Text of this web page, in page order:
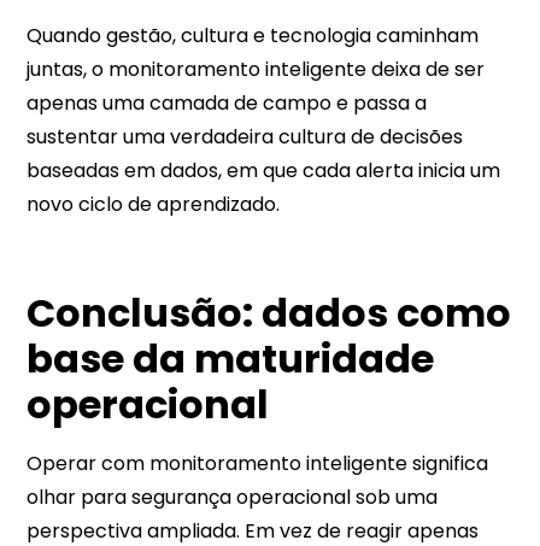
Quando gestão, cultura e tecnologia caminham
juntas, o monitoramento inteligente deixa de ser
apenas uma camada de campo e passa a
sustentar uma verdadeira cultura de decisões
baseadas em dados, em que cada alerta inicia um
novo ciclo de aprendizado.
Conclusão: dados como
base da maturidade
operacional
Operar com monitoramento inteligente significa
olhar para segurança operacional sob uma
perspectiva ampliada. Em vez de reagir apenas